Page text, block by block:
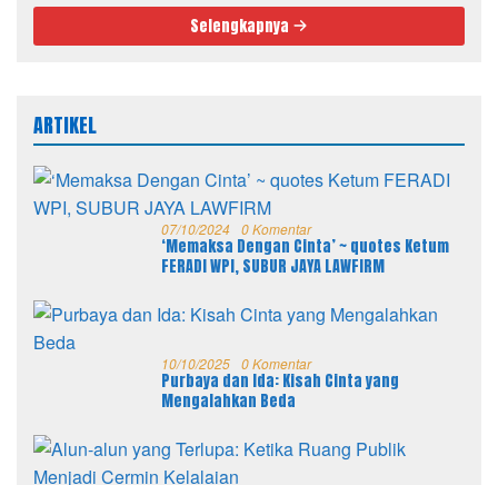
Selengkapnya
ARTIKEL
07/10/2024 0 Komentar
‘Memaksa Dengan Cinta’ ~ quotes Ketum
FERADI WPI, SUBUR JAYA LAWFIRM
10/10/2025 0 Komentar
Purbaya dan Ida: Kisah Cinta yang
Mengalahkan Beda